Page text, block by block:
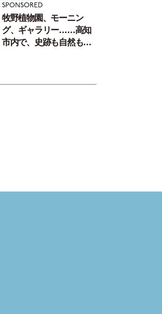
SPONSORED
牧野植物園、モーニン
グ、ギャラリー……高知
市内で、史跡も自然もグ